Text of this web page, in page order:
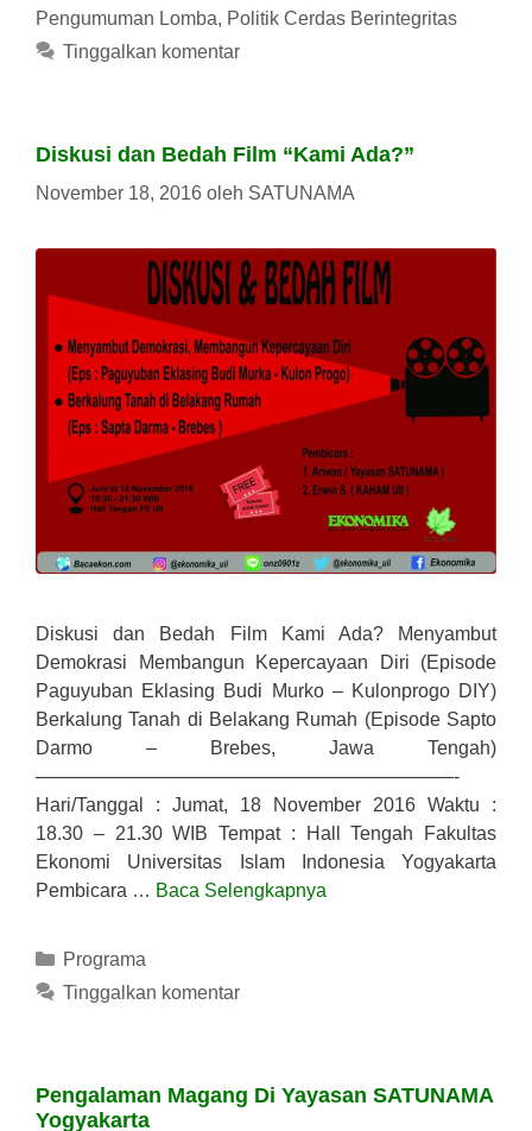
Pengumuman Lomba, Politik Cerdas Berintegritas
Tinggalkan komentar
Diskusi dan Bedah Film “Kami Ada?”
November 18, 2016 oleh SATUNAMA
Diskusi dan Bedah Film Kami Ada? Menyambut
Demokrasi Membangun Kepercayaan Diri (Episode
Paguyuban Eklasing Budi Murko – Kulonprogo DIY)
Berkalung Tanah di Belakang Rumah (Episode Sapto
Darmo – Brebes, Jawa Tengah)
——————————————————————-
Hari/Tanggal : Jumat, 18 November 2016 Waktu :
18.30 – 21.30 WIB Tempat : Hall Tengah Fakultas
Ekonomi Universitas Islam Indonesia Yogyakarta
Pembicara … Baca Selengkapnya
Kategori
Programa
Tinggalkan komentar
Pengalaman Magang Di Yayasan SATUNAMA
Yogyakarta